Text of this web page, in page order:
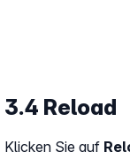
3.4 Reload
Klicken Sie auf